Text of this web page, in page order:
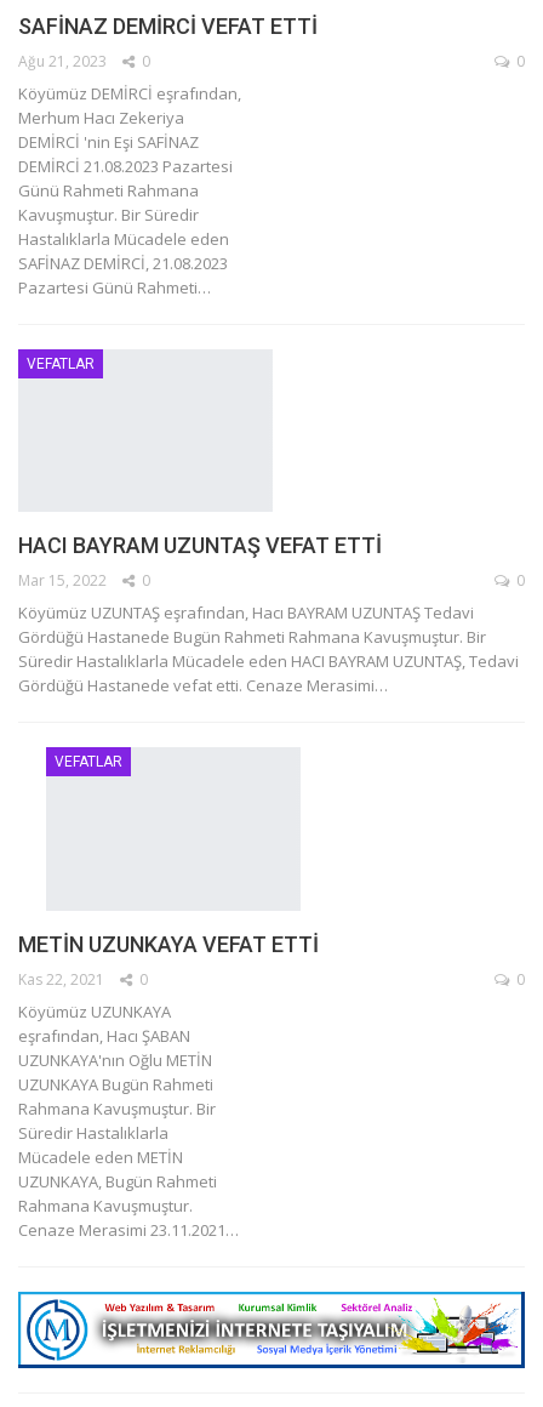
SAFİNAZ DEMİRCİ VEFAT ETTİ
Ağu 21, 2023 0 0
Köyümüz DEMİRCİ eşrafından,
Merhum Hacı Zekeriya
DEMİRCİ 'nin Eşi SAFİNAZ
DEMİRCİ 21.08.2023 Pazartesi
Günü Rahmeti Rahmana
Kavuşmuştur. Bir Süredir
Hastalıklarla Mücadele eden
SAFİNAZ DEMİRCİ, 21.08.2023
Pazartesi Günü Rahmeti…
VEFATLAR
HACI BAYRAM UZUNTAŞ VEFAT ETTİ
Mar 15, 2022 0 0
Köyümüz UZUNTAŞ eşrafından, Hacı BAYRAM UZUNTAŞ Tedavi
Gördüğü Hastanede Bugün Rahmeti Rahmana Kavuşmuştur. Bir
Süredir Hastalıklarla Mücadele eden HACI BAYRAM UZUNTAŞ, Tedavi
Gördüğü Hastanede vefat etti. Cenaze Merasimi…
VEFATLAR
METİN UZUNKAYA VEFAT ETTİ
Kas 22, 2021 0 0
Köyümüz UZUNKAYA
eşrafından, Hacı ŞABAN
UZUNKAYA'nın Oğlu METİN
UZUNKAYA Bugün Rahmeti
Rahmana Kavuşmuştur. Bir
Süredir Hastalıklarla
Mücadele eden METİN
UZUNKAYA, Bugün Rahmeti
Rahmana Kavuşmuştur.
Cenaze Merasimi 23.11.2021…